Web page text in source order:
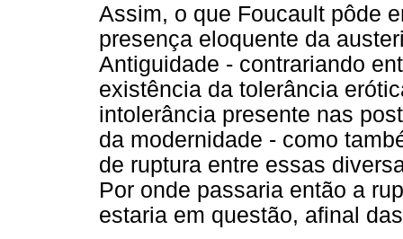
Assim, o que Foucault pôde
presença eloquente da
Antiguidade - contrariando
existência da tolerância
intolerância presente nas
da modernidade - como
de ruptura entre essas
Por onde passaria então a
estaria em questão, afinal